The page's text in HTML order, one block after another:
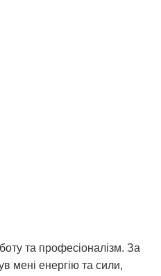
та професіоналізм. За
мені енергію та сили,